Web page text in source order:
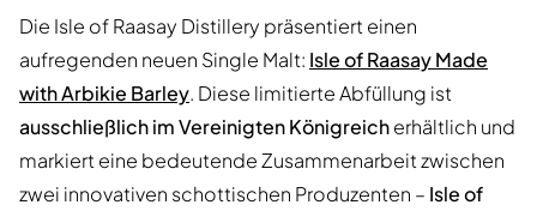
Die Isle of Raasay Distillery präsentiert einen
aufregenden neuen Single Malt: Isle of Raasay Made
with Arbikie Barley. Diese limitierte Abfüllung ist
ausschließlich im Vereinigten Königreicherhältlich und
markiert eine bedeutende Zusammenarbeit zwischen
zwei innovativen schottischen Produzenten – Isle of